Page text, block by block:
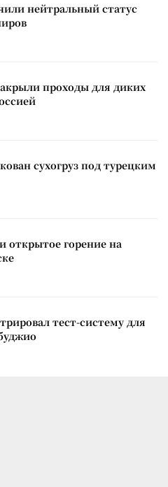
нейтральный статус
проходы для диких
сухогруз под турецким
открытое горение на
тест-систему для